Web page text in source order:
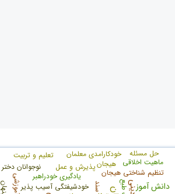
دانش آموز خودشیفتگی آسیب پذیر
یادگیری خودراهبر تنظیم شناختی هیجان
پذیرش و عمل ماهیت اخلاقی نوجوانان دختر
سند
خودکارامدی معلمان تعلیم و تربیت حل مسئله
هیجان